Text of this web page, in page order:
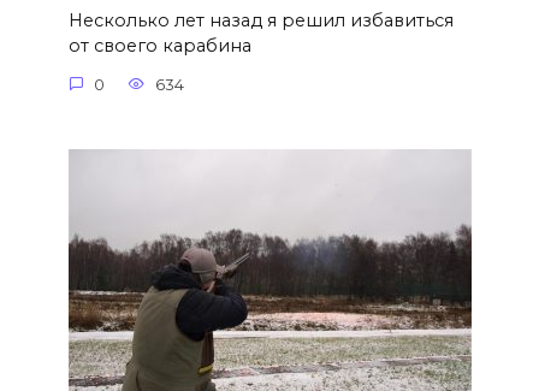
Несколько лет назад я решил избавиться
от своего карабина
0 634